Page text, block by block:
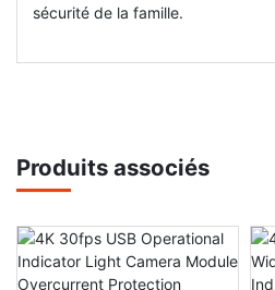
sécurité de la famille.
Produits associés